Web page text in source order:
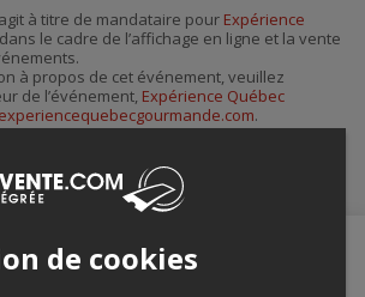
courriel
à titre de mandataire pour Expérience
dans le cadre de l’affichage en ligne et la vente
à propos de cet événement, veuillez
de l’événement, Expérience Québec
.
de cookies